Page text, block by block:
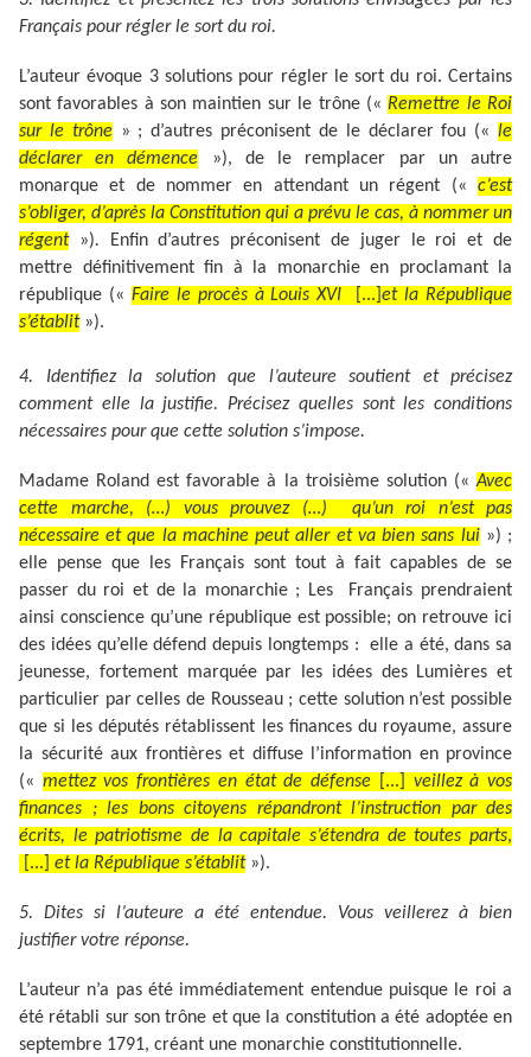
Français pour régler le sort du roi.
L’auteur évoque 3 solutions pour régler le sort du roi. Certains
sont favorables à son maintien sur le trône (« Remettre le Roi
sur le trône» ; d’autres préconisent de le déclarer fou («le
déclarer en démence »), de le remplacer par un autre
monarque et de nommer en attendant un régent (« c’est
s’obliger, d’après la Constitution qui a prévu le cas, à nommer un
régent
»).
Enfin d’autres préconisent de juger le roi et de
mettre définitivement fin à la monarchie en proclamant la
république (« Faire le procès à Louis XVI [...]et la République
s’établit»).
4. Identifiez la solution que l’auteure soutient et précisez
comment elle la justifie. Précisez quelles sont les conditions
nécessaires pour que cette solution s’impose.
Madame Roland est favorable à la troisième solution («Avec
cette marche, (…) vous prouvez (…) qu’un roi n’est pas
nécessaire et que la machine peut aller et va bien sans lui») ;
elle pense que les Français sont tout à fait capables de se
passer du roi et de la monarchie ; Les Français prendraient
ainsi conscience qu’une république est possible; on retrouve ici
des idées qu’elle défend depuis longtemps : elle a été, dans sa
jeunesse, fortement marquée par les idées des Lumières et
particulier par celles de Rousseau ; cette solution n’est possible
que si les députés rétablissent les finances du royaume, assure
la sécurité aux frontières et diffuse l’information en province
(« mettez vos frontières en état de défense [...] veillez à vos
finances ; les bons citoyens répandront l’instruction par des
écrits, le patriotisme de la capitale s’étendra de toutes parts,
[...] et la République s’établit»).
5. Dites si l’auteure a été entendue. Vous veillerez à bien
justifier votre réponse.
L’auteur n’a pas été immédiatement entendue puisque le roi a
été rétabli sur son trône et que la constitution a été adoptée en
septembre 1791, créant une monarchie constitutionnelle.